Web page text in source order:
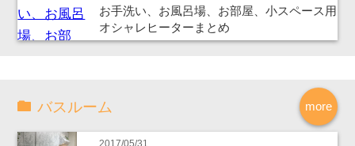
お手洗い、お風呂場、お部屋、小スペース用
オシャレヒーターまとめ
more
バスルーム